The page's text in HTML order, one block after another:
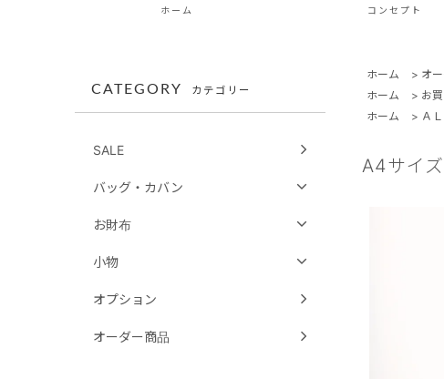
ホーム コンセプト
ホーム > オ
ホーム
> お
ホーム
> ＡＬ
A4サイ
CATEGORY カテゴリー
SALE
バッグ・カバン
お財布
小物
オプション
オーダー商品